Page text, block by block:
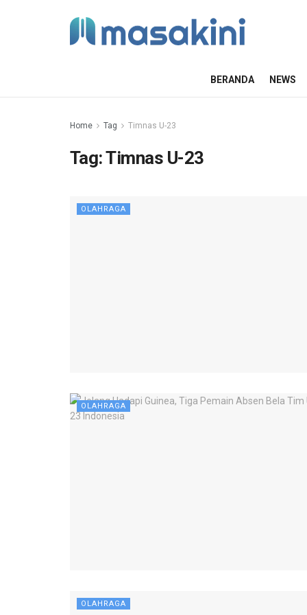
BERANDA NEWS
Home Tag Timnas U-23
Tag:Timnas U-23
OLAHRAGA
OLAHRAGA
OLAHRAGA